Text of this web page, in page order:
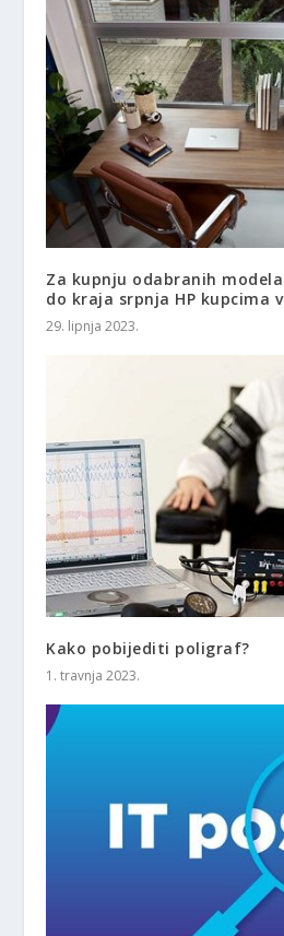
Za kupnju odabranih modela
do kraja srpnja HP ​​kupcima
29. lipnja 2023.
Kako pobijediti poligraf?
1. travnja 2023.